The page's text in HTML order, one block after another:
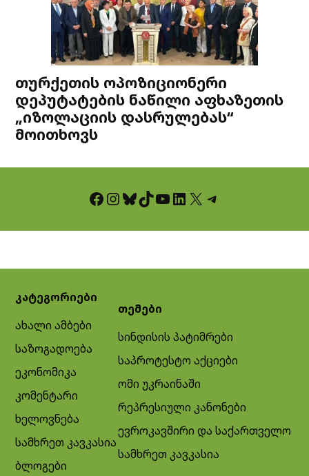
თურქეთის ოპოზიციონერი
დეპუტატების ნაწილი აფხაზეთის
„იზოლაციის დასრულებას“
მოითხოვს
Facebook InstagramBluesky TikTok YouTube LinkedIn X Telegram
კატეგორიები
ახალი ამბები
საზოგადოება
ეკონომიკა
კომენტარი
ხელოვნება
სამხრეთ კავკასია
ბლოგები
თემები
სინდისის პატიმრები
საპროტესტო აქციები
ომი უკრაინაში
რეპრესიული კანონები
ევროკავშირი და საქართველო
სამხრეთ კავკასია